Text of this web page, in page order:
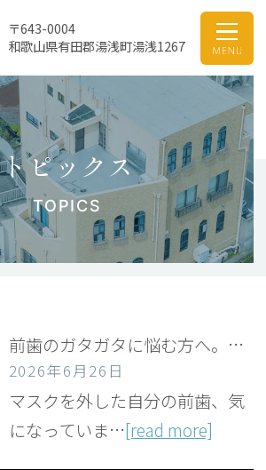
〒643-0004
和歌山県有田郡湯浅町湯浅1267
トピックス
TOPICS
前歯のガタガタに悩む方へ。矯正が必要か鏡でわかる歯並びセルフチェック
2026年6月26日
マスクを外した自分の前歯、気
になっていま…[read more]